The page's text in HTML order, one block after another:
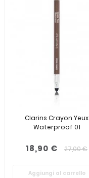
Clarins Crayon Yeux
Waterproof 01
18,90 € 27,00 €
Aggiungi al carrello